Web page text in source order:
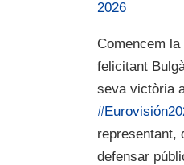
2026
Comencem la
felicitant
seva victòria
representant,
defensar